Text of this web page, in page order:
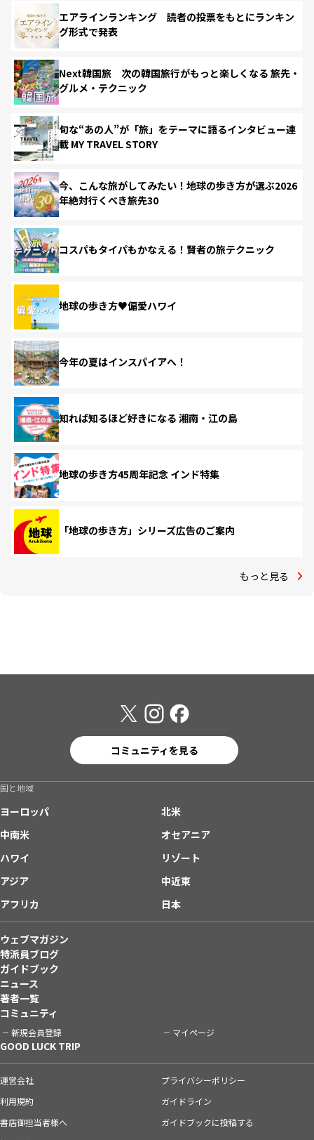
エアラインランキング 読者の投票をもとにランキン
グ形式で発表
Next韓国旅 次の韓国旅行がもっと楽しくなる 旅先・
グルメ・テクニック
旬な“あの人”が「旅」をテーマに語るインタビュー連
載 MY TRAVEL STORY
今、こんな旅がしてみたい！地球の歩き方が選ぶ2026
年絶対行くべき旅先30
コスパもタイパもかなえる！賢者の旅テクニック
地球の歩き方♥偏愛ハワイ
今年の夏はインスパイアへ！
知れば知るほど好きになる 湘南・江の島
地球の歩き方45周年記念 インド特集
「地球の歩き方」シリーズ広告のご案内
もっと見る
コミュニティを見る
国と地域
ヨーロッパ
北米
中南米
オセアニア
ハワイ
リゾート
アジア
中近東
アフリカ
日本
ウェブマガジン
特派員ブログ
ガイドブック
ニュース
著者一覧
コミュニティ
新規会員登録 マイページ
GOOD LUCK TRIP
運営会社
プライバシーポリシー
利用規約
ガイドライン
書店御担当者様へ
ガイドブックに投稿する